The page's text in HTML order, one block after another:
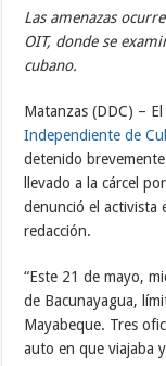
Las amenazas
OIT, donde se
cubano.
Matanzas (DDC) –
Independiente de
detenido
llevado a la cárcel
denunció el activista
redacción.
“Este 21 de mayo,
de Bacunayagua,
Mayabeque. Tres
auto en que viajaba